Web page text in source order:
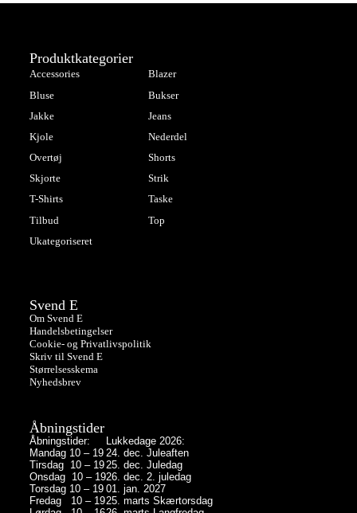
Produktkategorier
Accessories
Blazer
Bluse
Bukser
Jakke
Jeans
Kjole
Nederdel
Overtøj
Shorts
Skjorte
Strik
T-Shirts
Taske
Tilbud
Top
Ukategoriseret
Svend E
Om Svend E
Handelsbetingelser
Cookie- og Privatlivspolitik
Skriv til Svend E
Størrelsesskema
Nyhedsbrev
Åbningstider
Åbningstider:
Mandag 10 – 19
Tirsdag 10 – 19
Onsdag 10 – 19
Torsdag 10 – 19
Fredag 10 – 19
Lukkedage 2026:
24. dec. Juleaften
25. dec. Juledag
26. dec. 2. juledag
01. jan. 2027
25. marts Skærtorsdag